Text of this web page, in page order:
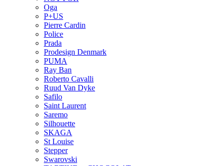
Oga
P+US
Pierre Cardin
Police
Prada
Prodesign Denmark
PUMA
Ray Ban
Roberto Cavalli
Ruud Van Dyke
Safilo
Saint Laurent
Saremo
Silhouette
SKAGA
St Louise
Stepper
Swarovski